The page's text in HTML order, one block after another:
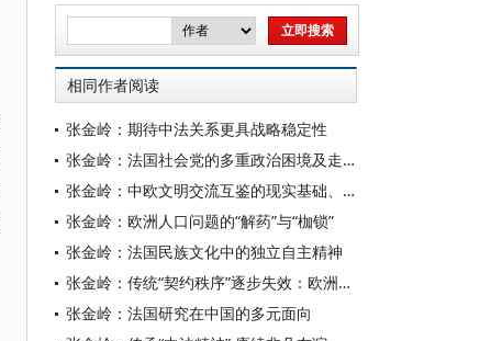
相同作者阅读
张金岭：期待中法关系更具战略稳定性
张金岭：法国社会党的多重政治困境及走势
张金岭：中欧文明交流互鉴的现实基础、问题挑战与路径拓展
张金岭：欧洲人口问题的“解药”与“枷锁”
张金岭：法国民族文化中的独立自主精神
张金岭：传统“契约秩序”逐步失效：欧洲右翼民粹政党崛起的社会根源
张金岭：法国研究在中国的多元面向